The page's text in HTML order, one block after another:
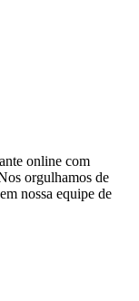
online com
orgulhamos de
nossa equipe de